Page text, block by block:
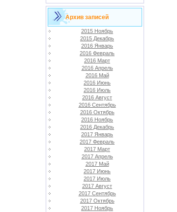
Архив записей
2015 Ноябрь
2015 Декабрь
2016 Январь
2016 Февраль
2016 Март
2016 Апрель
2016 Май
2016 Июнь
2016 Июль
2016 Август
2016 Сентябрь
2016 Октябрь
2016 Ноябрь
2016 Декабрь
2017 Январь
2017 Февраль
2017 Март
2017 Апрель
2017 Май
2017 Июнь
2017 Июль
2017 Август
2017 Сентябрь
2017 Октябрь
2017 Ноябрь